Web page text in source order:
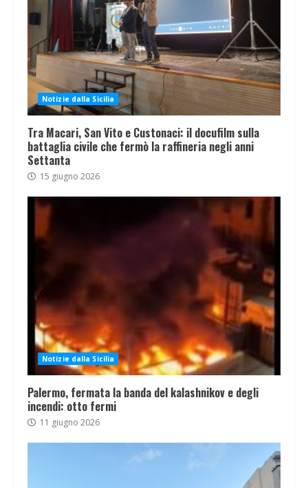
Notizie dalla Sicilia
Tra Macari, San Vito e Custonaci: il docufilm sulla
battaglia civile che fermò la raffineria negli anni
Settanta
15 giugno 2026
Notizie dalla Sicilia
Palermo, fermata la banda del kalashnikov e degli
incendi: otto fermi
11 giugno 2026